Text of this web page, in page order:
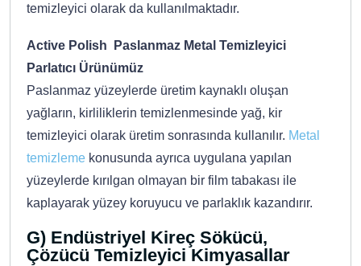
temizleyici olarak da kullanılmaktadır.
Active Polish Paslanmaz Metal Temizleyici
Parlatıcı Ürünümüz
Paslanmaz yüzeylerde üretim kaynaklı oluşan
yağların, kirliliklerin temizlenmesinde yağ, kir
temizleyici olarak üretim sonrasında kullanılır. Metal
temizleme konusunda ayrıca uygulana yapılan
yüzeylerde kırılgan olmayan bir film tabakası ile
kaplayarak yüzey koruyucu ve parlaklık kazandırır.
G) Endüstriyel Kireç Sökücü,
Çözücü Temizleyici Kimyasallar